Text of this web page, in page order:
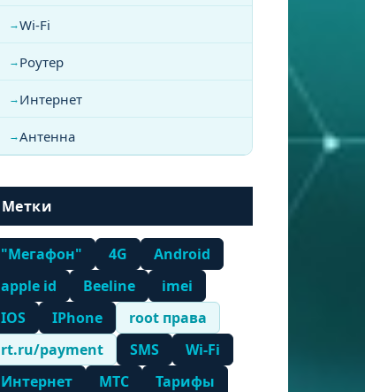
Wi-Fi
Роутер
Интернет
Антенна
Метки
"Мегафон" 4G
Android
apple id
Beeline
imei
IOS
IPhone
root права
rt.ru/payment
SMS
Wi-Fi
Интернет
МТС
Тарифы